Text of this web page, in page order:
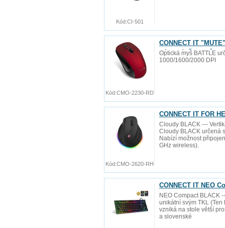
Kód:CI-501
CONNECT IT
zdarma), červená
Optická myš BATTLE
1000/1600/2000 DPI
Kód:CMO-2230-RD
CONNECT IT FOR
Cloudy BLACK ---
Cloudy BLACK určená
Nabízí možnost
GHz wireless).
Kód:CMO-2620-RH
CONNECT IT NEO
NEO Compact BLACK
unikátní svým TKL
vzniká na stole větší
a slovenské